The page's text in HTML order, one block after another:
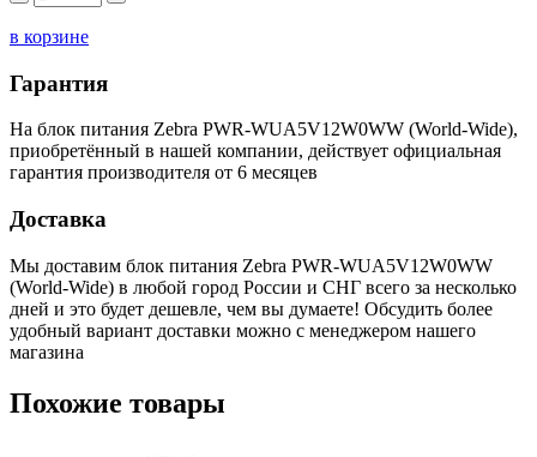
в корзине
Гарантия
На блок питания Zebra PWR-WUA5V12W0WW (World-Wide),
приобретённый в нашей компании, действует официальная
гарантия производителя от 6 месяцев
Доставка
Мы доставим блок питания Zebra PWR-WUA5V12W0WW
(World-Wide) в любой город России и СНГ всего за несколько
дней и это будет дешевле, чем вы думаете! Обсудить более
удобный вариант доставки можно с менеджером нашего
магазина
Похожие товары